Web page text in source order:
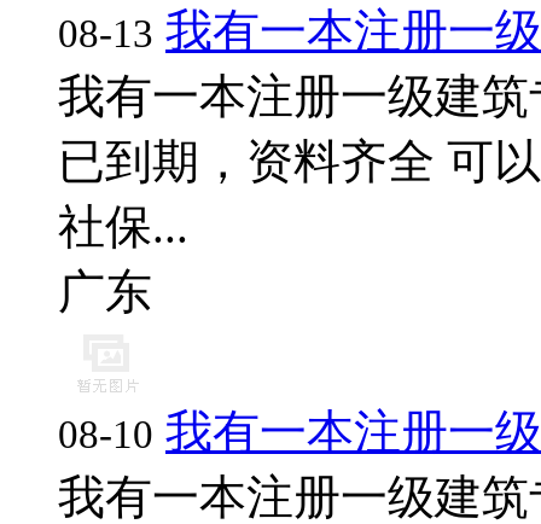
08-13 我有一本注册一
我有一本注册一级建
已到期，资料齐全 可
社保...
广东
08-10 我有一本注册一
我有一本注册一级建